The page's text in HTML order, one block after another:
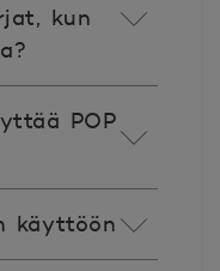
kun
POP
käyttöön